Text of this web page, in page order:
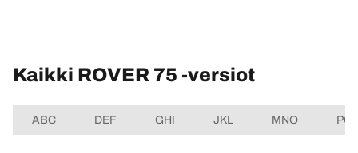
Kaikki ROVER 75 -versiot
ABC DEF GHI JKL MNO